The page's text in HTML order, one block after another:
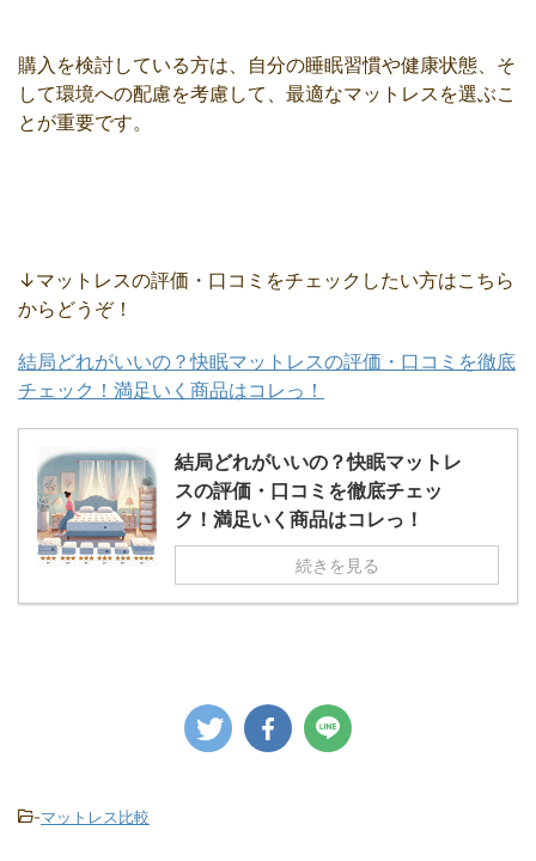
購入を検討している方は、自分の睡眠習慣や健康状態、そ
して環境への配慮を考慮して、最適なマットレスを選ぶこ
とが重要です。
↓マットレスの評価・口コミをチェックしたい方はこちら
からどうぞ！
結局どれがいいの？快眠マットレスの評価・口コミを徹底
チェック！満足いく商品はコレっ！
結局どれがいいの？快眠マットレ
スの評価・口コミを徹底チェッ
ク！満足いく商品はコレっ！
続きを見る
-マットレス比較